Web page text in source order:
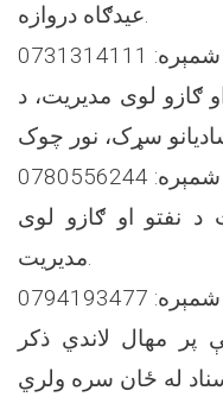
عیدګاه دروازه.
ګازو لوی مدیریت، د
نفتو او ګازو لوی
مدیریت.
پر مهال لاندي ذکر